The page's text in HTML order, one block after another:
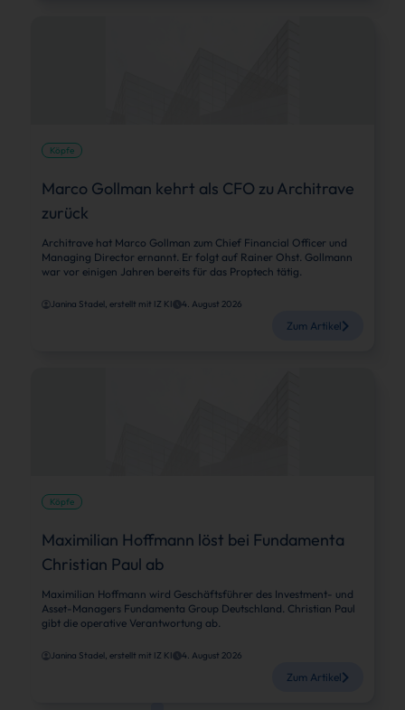
Köpfe
Marco Gollman kehrt als CFO zu Architrave
zurück
Architrave hat Marco Gollman zum Chief Financial Officer und
Managing Director ernannt. Er folgt auf Rainer Ohst. Gollmann
war vor einigen Jahren bereits für das Proptech tätig.
Janina Stadel, erstellt mit IZ KI 4. August 2026
Zum Artikel
Köpfe
Maximilian Hoffmann löst bei Fundamenta
Christian Paul ab
Maximilian Hoffmann wird Geschäftsführer des Investment- und
Asset-Managers Fundamenta Group Deutschland. Christian Paul
gibt die operative Verantwortung ab.
Janina Stadel, erstellt mit IZ KI 4. August 2026
Zum Artikel